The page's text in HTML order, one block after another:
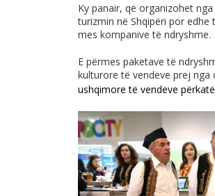
Ky panair, që organizohet
turizmin në Shqipëri por
mes kompanive të ndryshme.
E përmes paketave të
kulturore të vendeve prej nga
ushqimore të vendeve